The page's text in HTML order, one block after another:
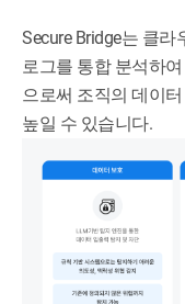
Secure Bridge는 클라
로그를 통합 분석하
으로써 조직의 데이
높일 수 있습니다.